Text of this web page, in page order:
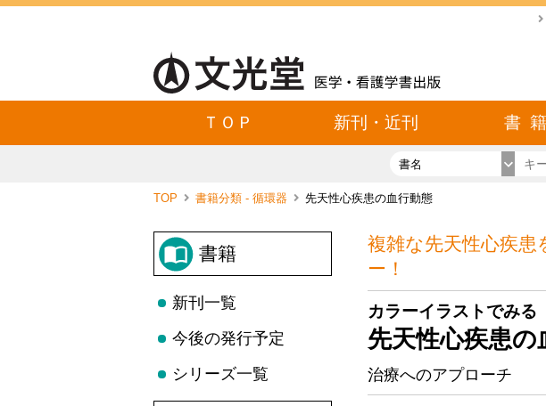
ＴＯＰ 新刊・近刊 書 籍
書名
TOP 書籍分類 - 循環器 先天性心疾患の血行動態
書籍
新刊一覧
今後の発行予定
シリーズ一覧
複雑な先天性心疾患
ー！
カラーイラストでみる
先天性心疾患の
治療へのアプローチ